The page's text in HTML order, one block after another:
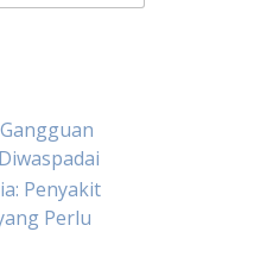
Penyakit
Perlu